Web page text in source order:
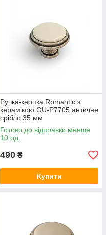
Ручка-кнопка Romantic з
керамікою GU-P7705 античне
срібло 35 мм
Готово до відправки менше
10 од.
490 ₴
Купити